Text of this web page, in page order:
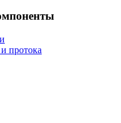
протока